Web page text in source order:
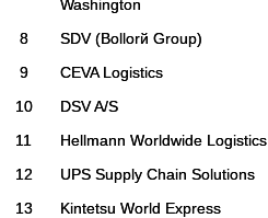
Washington
8 SDV (Bollorй Group)
9
CEVA Logistics
10
DSV A/S
11
Hellmann Worldwide Logistics
12
UPS Supply Chain Solutions
13
Kintetsu World Express